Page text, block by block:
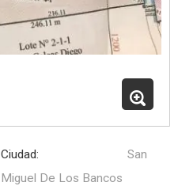
Ciudad:
San
Miguel De Los Bancos